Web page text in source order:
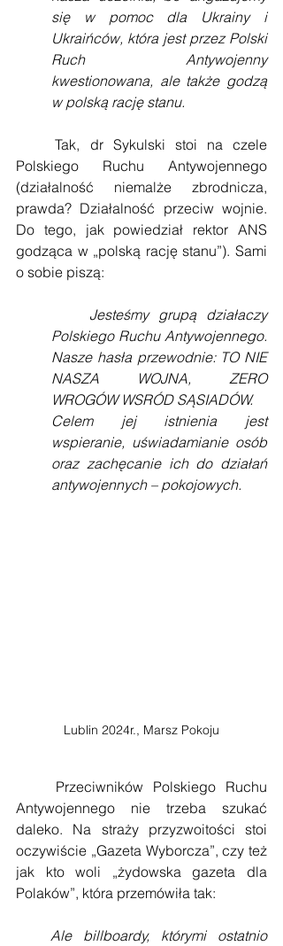
się w pomoc dla Ukrainy i
Ukraińców, która jest przez Polski
Ruch Antywojenny
kwestionowana, ale także godzą
w polską rację stanu.
Tak, dr Sykulski stoi na czele
Polskiego Ruchu Antywojennego
(działalność niemalże zbrodnicza,
prawda? Działalność przeciw wojnie.
Do tego, jak powiedział rektor ANS
godząca w „polską rację stanu”). Sami
o sobie piszą:
Jesteśmy grupą działaczy
Polskiego Ruchu Antywojennego.
Nasze hasła przewodnie: TO NIE
NASZA WOJNA, ZERO
WROGÓW WSRÓD SĄSIADÓW.
Celem jej istnienia jest
wspieranie, uświadamianie osób
oraz zachęcanie ich do działań
antywojennych – pokojowych.
Lublin 2024r., Marsz Pokoju
Przeciwników Polskiego Ruchu
Antywojennego nie trzeba szukać
daleko. Na straży przyzwoitości stoi
oczywiście „Gazeta Wyborcza”, czy też
jak kto woli „żydowska gazeta dla
Polaków”, która przemówiła tak:
Ale billboardy, którymi ostatnio